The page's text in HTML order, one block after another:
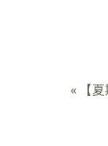
«
【